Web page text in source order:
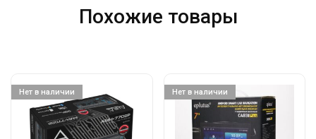
Похожие товары
Нет в наличии Нет в наличии